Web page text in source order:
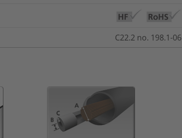
C22.2 no. 198.1-06